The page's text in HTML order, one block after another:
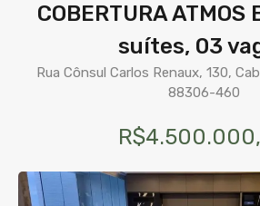
COBERTURA ATMOS
suítes, 03
Rua Cônsul Carlos Renaux, 130,
88306-460